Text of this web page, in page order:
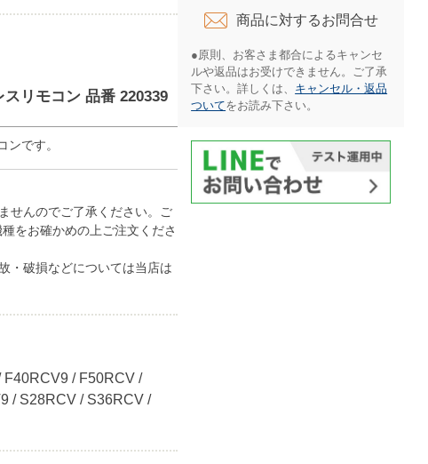
リモコン 品番 220339
です。
せんのでご了承ください。ご
をお確かめの上ご注文くださ
・破損などについては当店は
/ F50RCV /
/ S28RCV / S36RCV /
商品に対するお問合せ​
●原則、お客さま都合によるキャンセ
ルや返品はお受けできません。ご了承
下さい。詳しくは、 キャンセル・返品
ついてをお読み下さい。​